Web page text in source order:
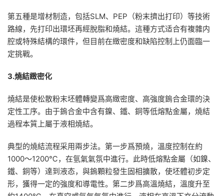
第五種是增材制造，包括SLM、PEP（粉末擠出打印）等技術
路線，先打印出環坯再經脫脂和燒結。這種方式适合有複雜内
腔或特殊結構的環件，但目前在緻密度和缺陷控制上仍面臨一
定挑戰。
3.燒結緻密化
燒結是使松散粉末坯體轉變爲高緻密度、高強度鎢合金環的決
定性工序。由于鎢合金中含有鎳、鐵、銅等低熔點金屬，燒結
過程本質上屬于液相燒結。
典型的燒結流程采用兩步法。第一步爲預燒，溫度控制在約
1000～1200℃，在氫氣氣氛中進行。此時低熔點金屬（如鎳、
鐵、銅等）達到液态，與鎢顆粒發生固相擴散，使坯體初步定
形，獲得一定的強度和導電性。第二步爲高溫燒結，溫度升至